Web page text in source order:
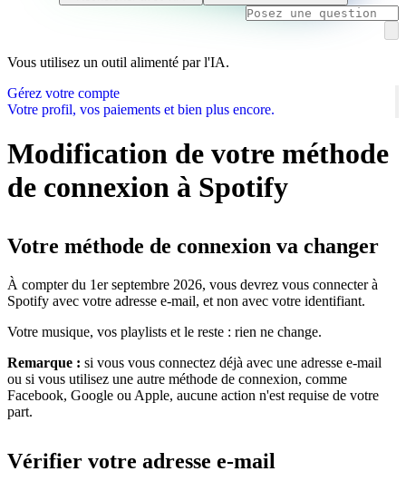
Vous utilisez un outil alimenté par l'IA.
Gérez votre compte
Votre profil, vos paiements et bien plus encore.
Modification de votre méthode
de connexion à Spotify
Votre méthode de connexion va changer
À compter du 1er septembre 2026, vous devrez vous connecter à
Spotify avec votre adresse e-mail, et non avec votre identifiant.
Votre musique, vos playlists et le reste : rien ne change.
Remarque : si vous vous connectez déjà avec une adresse e-mail
ou si vous utilisez une autre méthode de connexion, comme
Facebook, Google ou Apple, aucune action n'est requise de votre
part.
Vérifier votre adresse e-mail